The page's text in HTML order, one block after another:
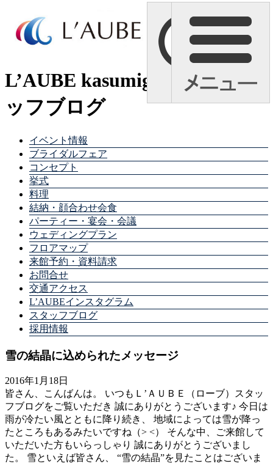
L’AUBE kasumigaura スタ
ッフブログ
イベント情報
ブライダルフェア
コンセプト
挙式
料理
結納・顔合わせ会食
パーティー・宴会・会議
ウェディングプラン
フロアマップ
来館予約・資料請求
お問合せ
交通アクセス
L’AUBEインスタグラム
スタッフブログ
採用情報
雪の結晶に込められたメッセージ
2016年1月18日
皆さん、こんばんは。 いつもＬ’ＡＵＢＥ（ローブ）スタッ
フブログをご覧いただき 誠にありがとうございます♪ 今日は
雨が冷たい風とともに降り続き、 地域によっては雪が降っ
たところもあるみたいですね（> <） そんな中、ご来館して
いただいた方もいらっしゃり 誠にありがとうございまし
た。 雪といえば皆さん、 “雪の結晶”を見たことはございま